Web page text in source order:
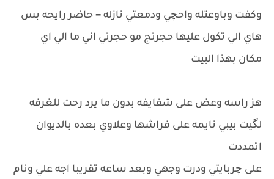
وكفت وباوعتله واحچي ودمعتي نازله = حاضر رايحه بس
هاي الي تكول عليها حجرتج مو حجرتي اني ما الي اي
مكان بهذا البيت
هز راسه وعض على شفايفه بدون ما يرد رحت للغرفه
لگيت بيبي نايمه على فراشها وعلاوي بعده بالديوان
اتمددت
على چربايتي ودرت وجهي وبعد ساعه تقريبا اجه علي ونام